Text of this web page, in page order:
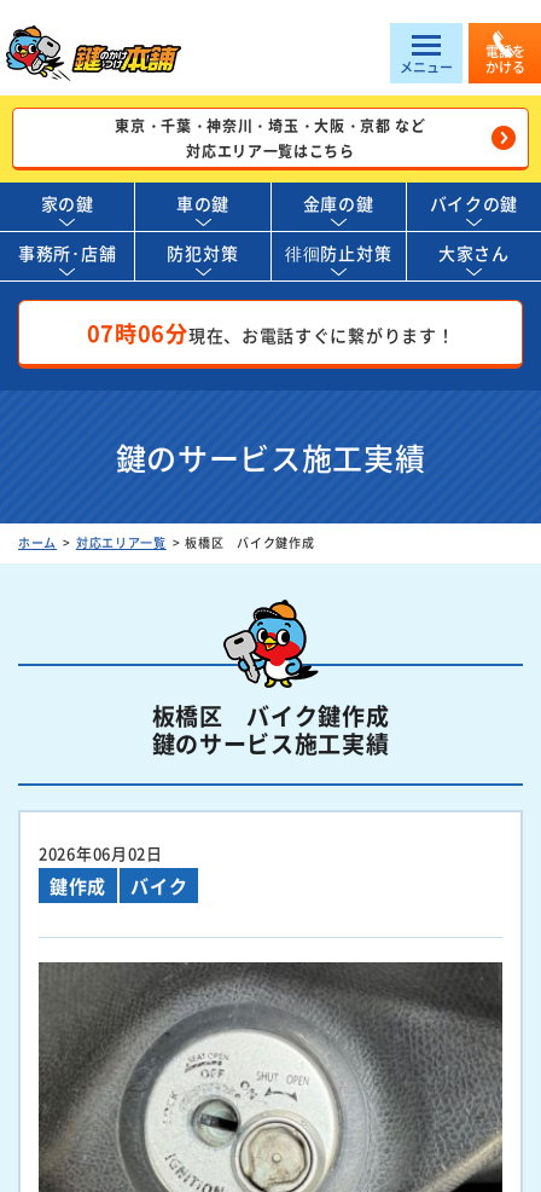
メニュー
電話を
かける
東京・千葉・神奈川・埼玉・大阪・京都 など
対応エリア一覧はこちら
家の鍵 車の鍵 金庫の鍵 バイクの鍵
事務所･店舗 防犯対策 徘徊防止対策 大家さん
07時06分現在、お電話すぐに繋がります！
鍵のサービス施工実績
ホーム 対応エリア一覧 板橋区 バイク鍵作成
板橋区 バイク鍵作成
鍵のサービス施工実績
2026年06月02日
鍵作成 バイク